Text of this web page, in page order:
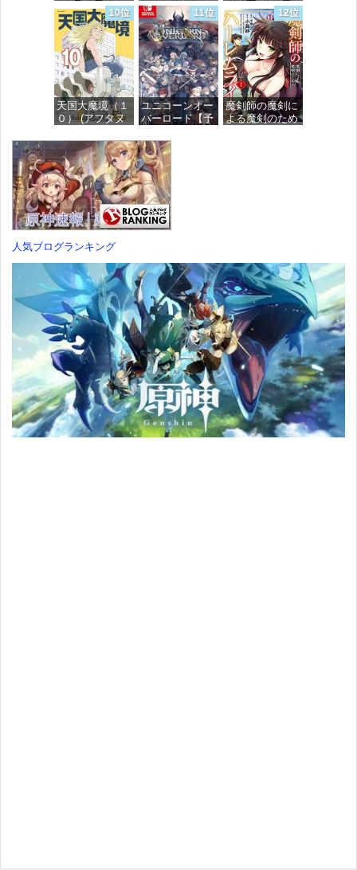
ライブプロダク
ション 獅白ぼ
たん ノンスケ
ール プラスチ
ック製 塗装済
み完成品フィギ
ュア
価格：¥4,676
アームパーツ&
レッグパーツ
[カラーC] 色分
け済みプラモデ
ル
価格：¥1,949
ノンスケール
プラスチック製
塗装済み可動フ
ィギュア
価格：¥13,115
10位
天国大魔境（１
０） (アフタヌ
ス)
価格：¥759
11位
ユニコーンオー
バーロード【予
DLC「アトラス
×ヴァニラウェ
ア 紋章セッ
ト」 同梱 -
Switch
価格：¥7,182
12位
魔剣師の魔剣に
よる魔剣のため
人気ブログランキング